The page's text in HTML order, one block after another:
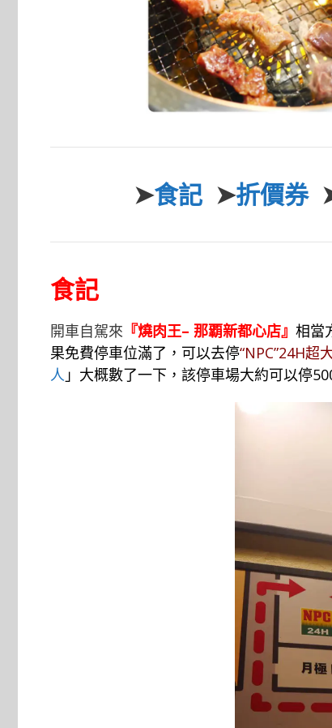
➤食記➤折價券
食記
開車自駕來 『燒肉王– 那覇新都心店』 相當
果免費停車位滿了，可以去停“NPC”24H超
人 」大概數了一下，該停車場大約可以停